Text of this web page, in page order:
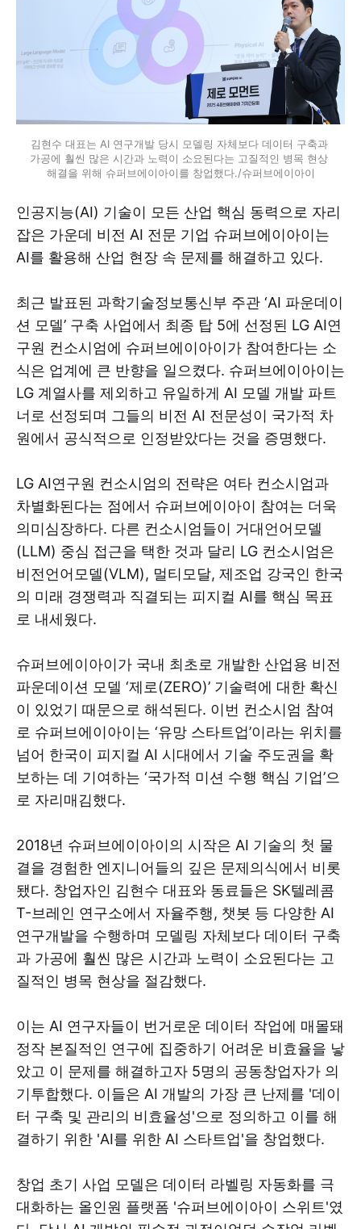
김현수 대표는 AI 연구개발 당시 모델링 자체보다 데이터 구축과
가공에 훨씬 많은 시간과 노력이 소요된다는 고질적인 병목 현상
해결을 위해 슈퍼브에이아이를 창업했다./슈퍼브에이아이
인공지능(AI) 기술이 모든 산업 핵심 동력으로 자리
잡은 가운데 비전 AI 전문 기업 슈퍼브에이아이는
AI를 활용해 산업 현장 속 문제를 해결하고 있다.
최근 발표된 과학기술정보통신부 주관 ‘AI 파운데이
션 모델’ 구축 사업에서 최종 탑 5에 선정된 LG AI연
구원 컨소시엄에 슈퍼브에이아이가 참여한다는 소
식은 업계에 큰 반향을 일으켰다. 슈퍼브에이아이는
LG 계열사를 제외하고 유일하게 AI 모델 개발 파트
너로 선정되며 그들의 비전 AI 전문성이 국가적 차
원에서 공식적으로 인정받았다는 것을 증명했다.
LG AI연구원 컨소시엄의 전략은 여타 컨소시엄과
차별화된다는 점에서 슈퍼브에이아이 참여는 더욱
의미심장하다. 다른 컨소시엄들이 거대언어모델
(LLM) 중심 접근을 택한 것과 달리 LG 컨소시엄은
비전언어모델(VLM), 멀티모달, 제조업 강국인 한국
의 미래 경쟁력과 직결되는 피지컬 AI를 핵심 목표
로 내세웠다.
슈퍼브에이아이가 국내 최초로 개발한 산업용 비전
파운데이션 모델 ‘제로(ZERO)’ 기술력에 대한 확신
이 있었기 때문으로 해석된다. 이번 컨소시엄 참여
로 슈퍼브에이아이는 ‘유망 스타트업’이라는 위치를
넘어 한국이 피지컬 AI 시대에서 기술 주도권을 확
보하는 데 기여하는 ‘국가적 미션 수행 핵심 기업’으
로 자리매김했다.
2018년 슈퍼브에이아이의 시작은 AI 기술의 첫 물
결을 경험한 엔지니어들의 깊은 문제의식에서 비롯
됐다. 창업자인 김현수 대표와 동료들은 SK텔레콤
T-브레인 연구소에서 자율주행, 챗봇 등 다양한 AI
연구개발을 수행하며 모델링 자체보다 데이터 구축
과 가공에 훨씬 많은 시간과 노력이 소요된다는 고
질적인 병목 현상을 절감했다.
이는 AI 연구자들이 번거로운 데이터 작업에 매몰돼
정작 본질적인 연구에 집중하기 어려운 비효율을 낳
았고 이 문제를 해결하고자 5명의 공동창업자가 의
기투합했다. 이들은 AI 개발의 가장 큰 난제를 '데이
터 구축 및 관리의 비효율성'으로 정의하고 이를 해
결하기 위한 'AI를 위한 AI 스타트업'을 창업했다.
창업 초기 사업 모델은 데이터 라벨링 자동화를 극
대화하는 올인원 플랫폼 '슈퍼브에이아이 스위트'였